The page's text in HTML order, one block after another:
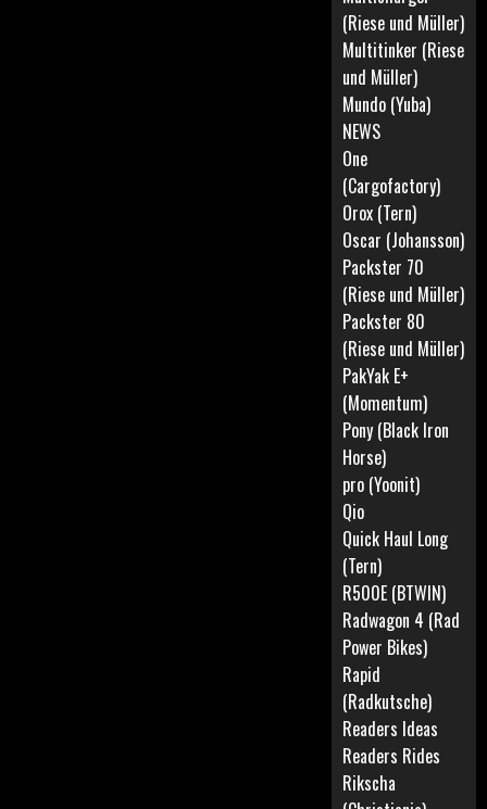
(Riese und Müller)
Multitinker (Riese
und Müller)
Mundo (Yuba)
NEWS
One
(Cargofactory)
Orox (Tern)
Oscar (Johansson)
Packster 70
(Riese und Müller)
Packster 80
(Riese und Müller)
PakYak E+
(Momentum)
Pony (Black Iron
Horse)
pro (Yoonit)
Qio
Quick Haul Long
(Tern)
R500E (BTWIN)
Radwagon 4 (Rad
Power Bikes)
Rapid
(Radkutsche)
Readers Ideas
Readers Rides
Rikscha